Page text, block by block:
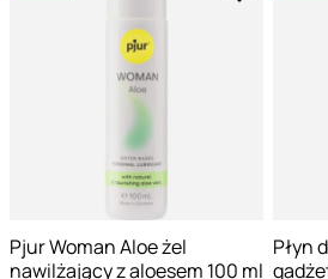
Pjur Woman Aloe żel
nawilżający z aloesem 100 ml
Płyn